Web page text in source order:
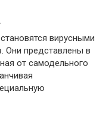
вирусными
Они представлены в
от самодельного